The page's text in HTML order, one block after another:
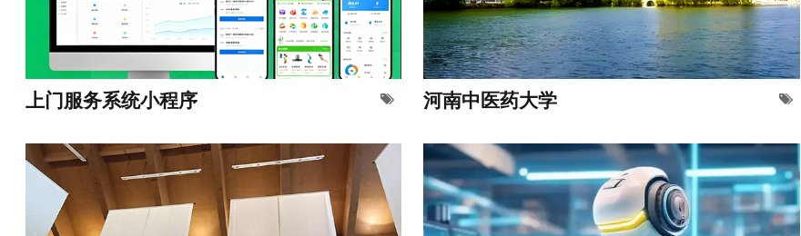
上门服务系统小程序 河南中医药大学